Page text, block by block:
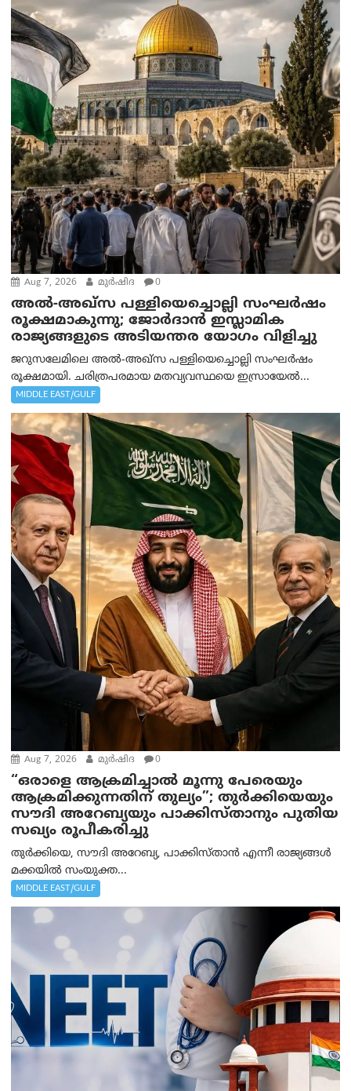
Aug 7, 2026 മുര്‍ഷിദ 0
അൽ-അഖ്‌സ പള്ളിയെച്ചൊല്ലി സംഘർഷം
രൂക്ഷമാകുന്നു; ജോർദാൻ ഇസ്ലാമിക
രാജ്യങ്ങളുടെ അടിയന്തര യോഗം വിളിച്ചു
ജറുസലേമിലെ അൽ-അഖ്‌സ പള്ളിയെച്ചൊല്ലി സംഘർഷം
രൂക്ഷമായി. ചരിത്രപരമായ മതവ്യവസ്ഥയെ ഇസ്രായേൽ...
MIDDLE EAST/GULF
Aug 7, 2026 മുര്‍ഷിദ 0
“ഒരാളെ ആക്രമിച്ചാല്‍ മൂന്നു പേരെയും
ആക്രമിക്കുന്നതിന് തുല്യം”; തുർക്കിയെയും
സൗദി അറേബ്യയും പാക്കിസ്താനും പുതിയ
സഖ്യം രൂപീകരിച്ചു
തുർക്കിയെ, സൗദി അറേബ്യ, പാക്കിസ്താന്‍ എന്നീ രാജ്യങ്ങൾ
മക്കയിൽ സംയുക്ത...
MIDDLE EAST/GULF